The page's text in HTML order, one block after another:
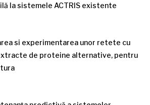
la sistemele ACTRIS existente
si experimentarea unor retete cu
de proteine alternative, pentru